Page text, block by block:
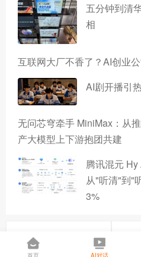
五分钟到清
相
互联网大厂不香了？AI创业公
AI剧开播引
无问芯穹牵手 MiniMax：从
产大模型上下游抱团共建
腾讯混元 Hy
从"听清"到"
3%
首页 AI对话